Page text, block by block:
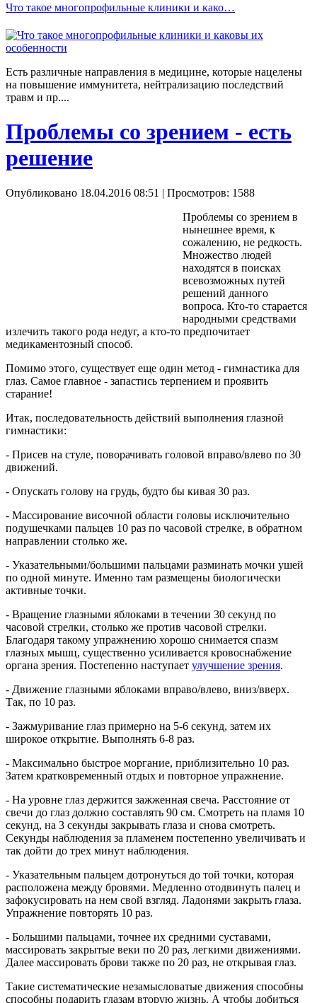
Что такое многопрофильные клиники и како…
Есть различные направления в медицине, которые нацелены
на повышение иммунитета, нейтрализацию последствий
травм и пр....
Проблемы со зрением - есть
решение
Опубликовано 18.04.2016 08:51 | Просмотров: 1588
Проблемы со зрением в
нынешнее время, к
сожалению, не редкость.
Множество людей
находятся в поисках
всевозможных путей
решений данного
вопроса. Кто-то старается
народными средствами
излечить такого рода недуг, а кто-то предпочитает
медикаментозный способ.
Помимо этого, существует еще один метод - гимнастика для
глаз. Самое главное - запастись терпением и проявить
старание!
Итак, последовательность действий выполнения глазной
гимнастики:
- Присев на стуле, поворачивать головой вправо/влево по 30
движений.
- Опускать голову на грудь, будто бы кивая 30 раз.
- Массирование височной области головы исключительно
подушечками пальцев 10 раз по часовой стрелке, в обратном
направлении столько же.
- Указательными/большими пальцами разминать мочки ушей
по одной минуте. Именно там размещены биологически
активные точки.
- Вращение глазными яблоками в течении 30 секунд по
часовой стрелки, столько же против часовой стрелки.
Благодаря такому упражнению хорошо снимается спазм
глазных мышц, существенно усиливается кровоснабжение
органа зрения. Постепенно наступает улучшение зрения.
- Движение глазными яблоками вправо/влево, вниз/вверх.
Так, по 10 раз.
- Зажмуривание глаз примерно на 5-6 секунд, затем их
широкое открытие. Выполнять 6-8 раз.
- Максимально быстрое моргание, приблизительно 10 раз.
Затем кратковременный отдых и повторное упражнение.
- На уровне глаз держится зажженная свеча. Расстояние от
свечи до глаз должно составлять 90 см. Смотреть на пламя 10
секунд, на 3 секунды закрывать глаза и снова смотреть.
Секунды наблюдения за пламенем постепенно увеличивать и
так дойти до трех минут наблюдения.
- Указательным пальцем дотронуться до той точки, которая
расположена между бровями. Медленно отодвинуть палец и
зафокусировать на нем свой взгляд. Ладонями закрыть глаза.
Упражнение повторять 10 раз.
- Большими пальцами, точнее их средними суставами,
массировать закрытые веки по 20 раз, легкими движениями.
Далее массировать брови также по 20 раз, не открывая глаз.
Такие систематические незамысловатые движения способны
способны подарить глазам вторую жизнь. А чтобы добиться